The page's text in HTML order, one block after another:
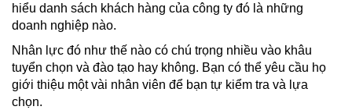
hiểu danh sách khách hàng của công ty đó là những
doanh nghiệp nào.
Nhân lực đó như thế nào có chú trọng nhiều vào khâu
tuyển chọn và đào tạo hay không. Bạn có thể yêu cầu họ
giới thiệu một vài nhân viên để bạn tự kiểm tra và lựa
chọn.